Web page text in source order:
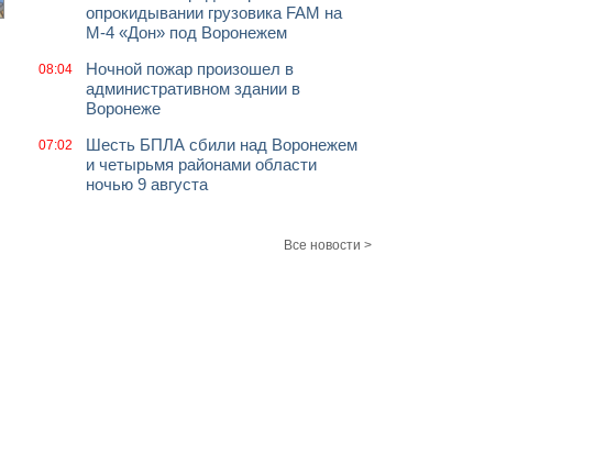
опрокидывании грузовика FAM на
М-4 «Дон» под Воронежем
08:04
Ночной пожар произошел в
административном здании в
Воронеже
07:02
Шесть БПЛА сбили над Воронежем
и четырьмя районами области
ночью 9 августа
Все новости >